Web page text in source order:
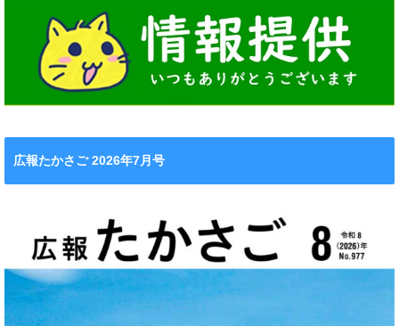
広報たかさご 2026年7月号